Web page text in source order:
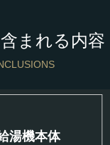
まれる内容
湯機本体